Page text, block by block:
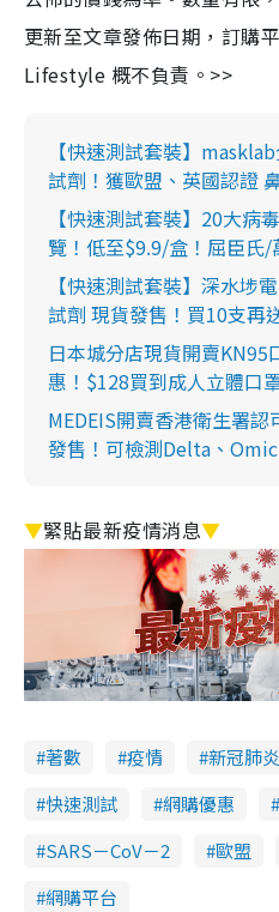
更新至文章發佈日期，訂購
Lifestyle 概不負責。>>
【快速測試套裝】
試劑！獲歐盟、英國認證
【快速測試套裝】20大病
覽！低至$9.9/盒！屈臣氏
【快速測試套裝】深水埗
試劑 現貨發售！買10支再
日本城分店現貨開賣KN95
惠！$128買到成人立體口
MEDEIS開賣香港衛生署
發售！可檢測Delta、
▼緊貼最新疫情消息▼
著數 疫情 新冠肺炎
快速測試
網購優惠
SARS－CoV－2
歐盟
網購平台